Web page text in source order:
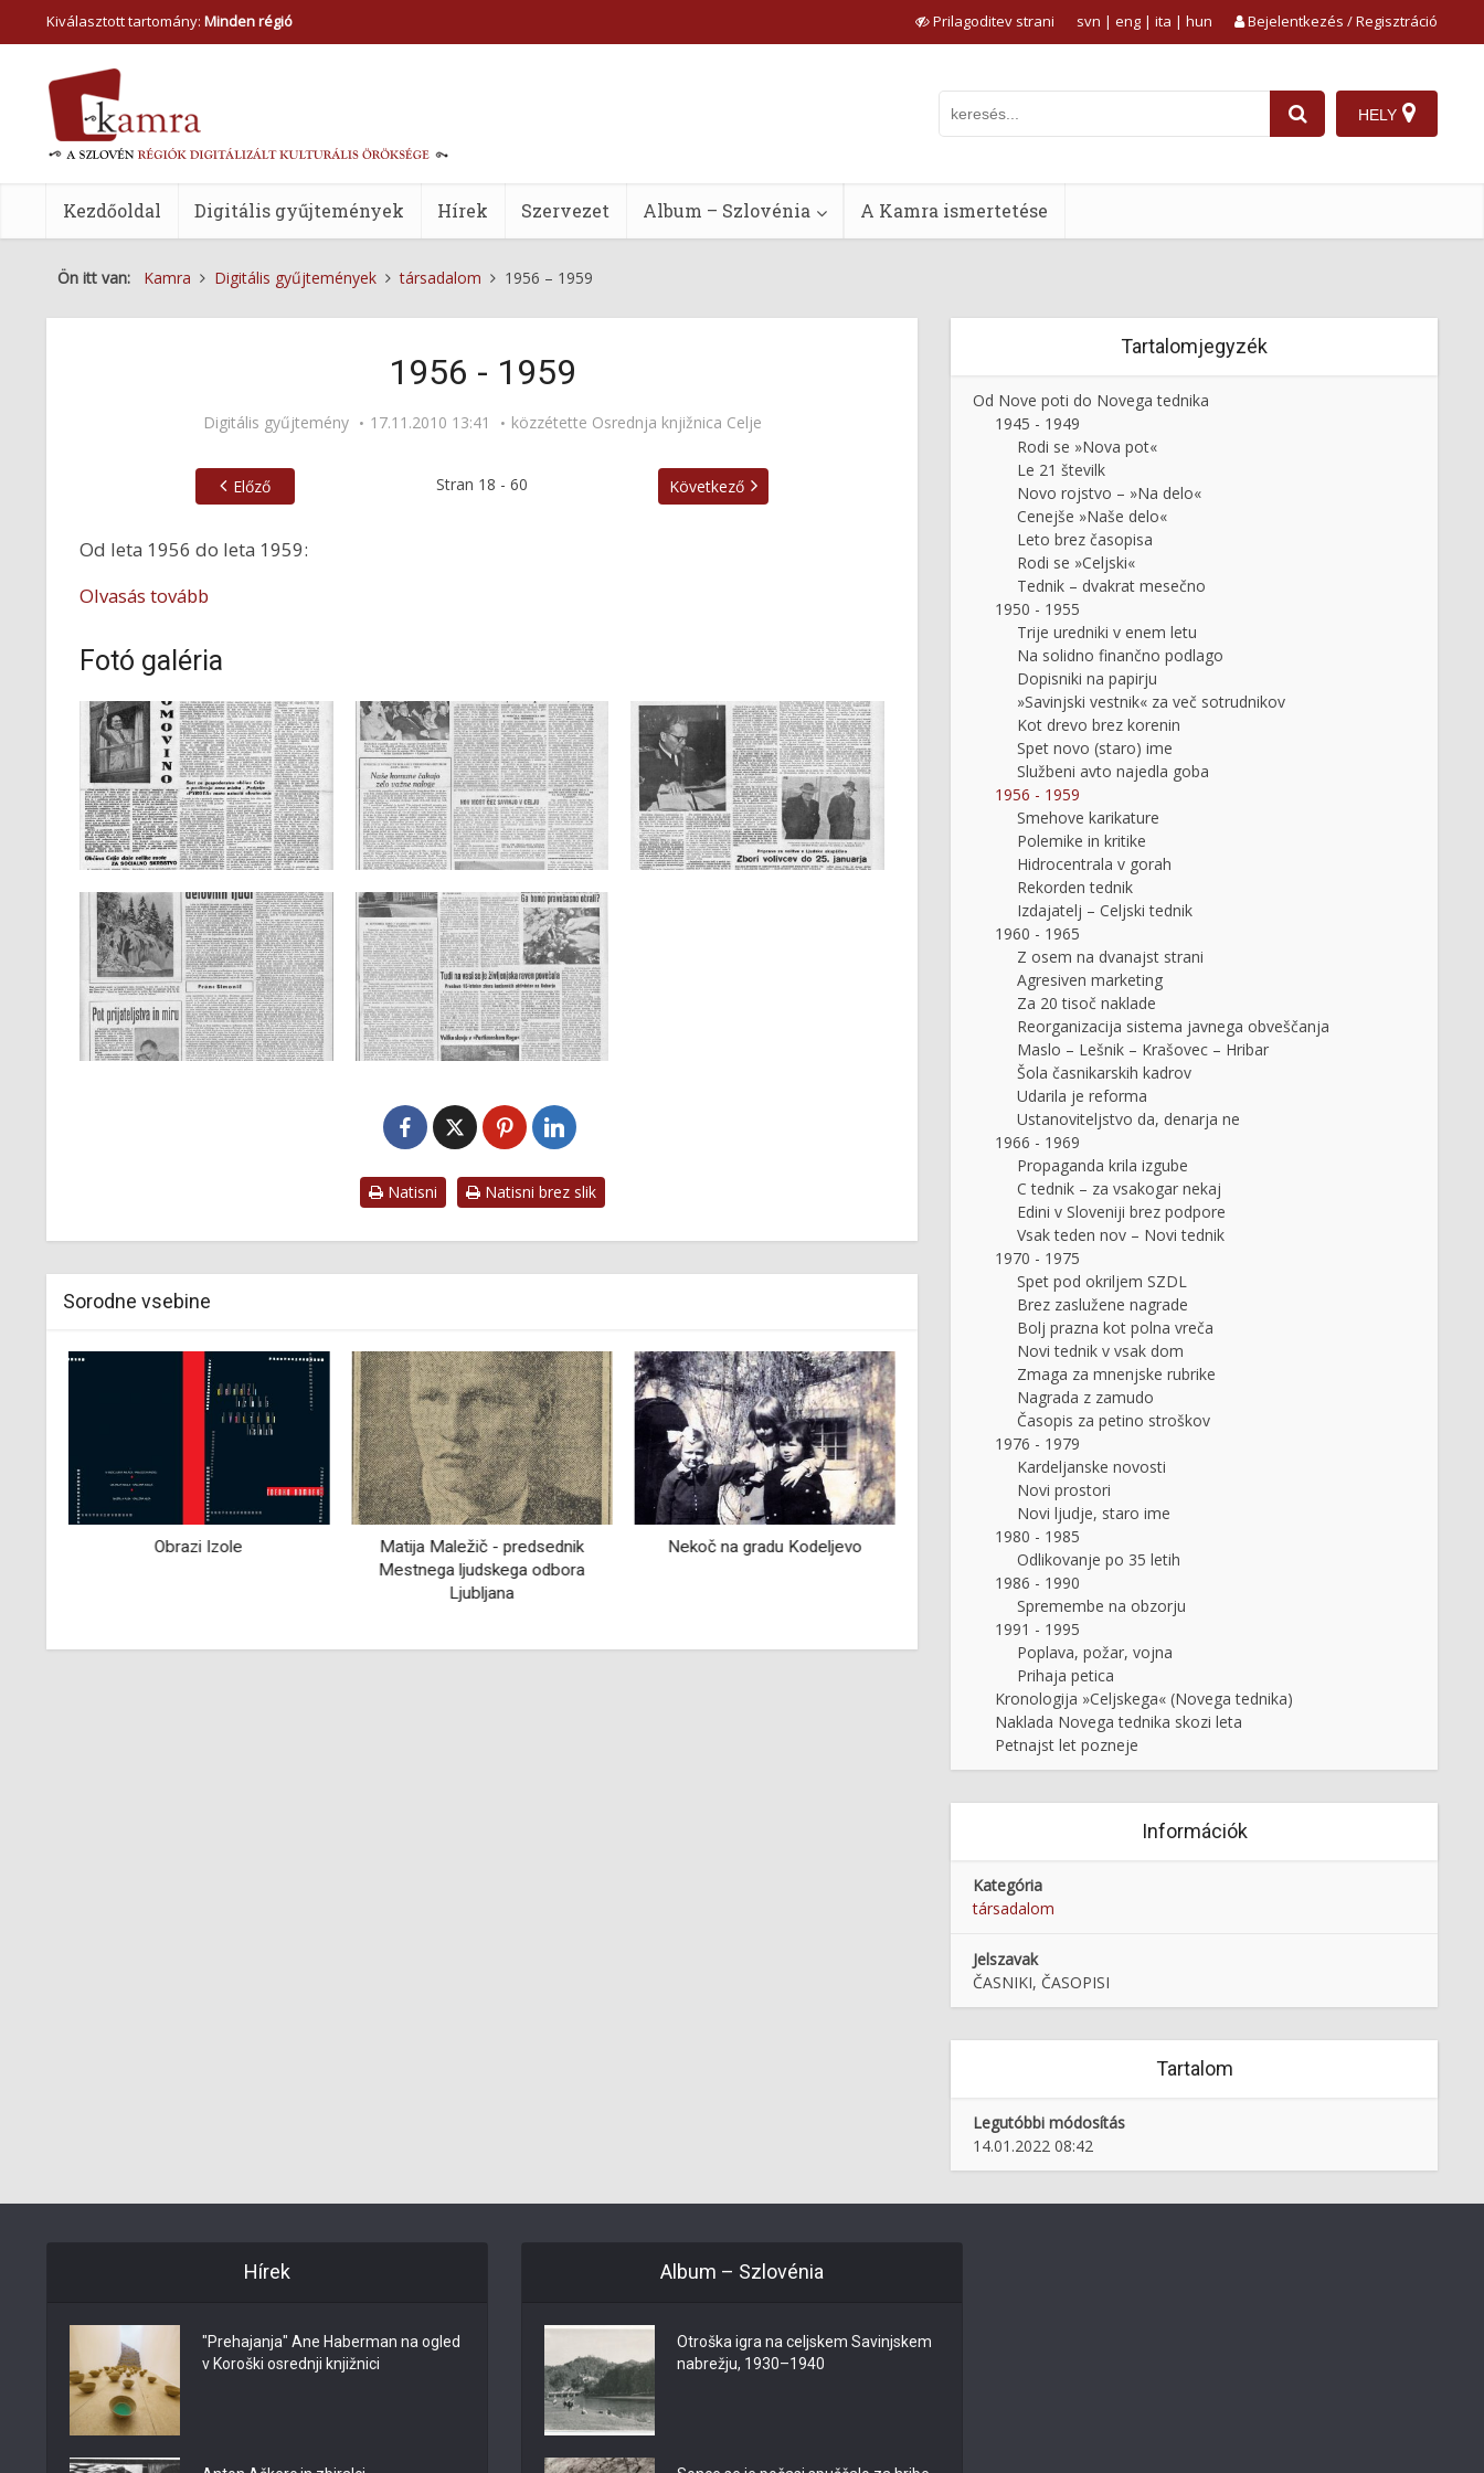
Kiválasztott tartomány: Minden régió Prilagoditev strani Bejelentkezés / Regisztráció
svn | eng | ita | hun
HELY
Kezdőoldal Digitális gyűjtemények Hírek Szervezet Album – Szlovénia A Kamra ismertetése
Ön itt van: Kamra Digitális gyűjtemények társadalom 1956 – 1959
1956 - 1959
Digitális gyűjtemény 17.11.2010 13:41 közzétette Osrednja knjižnica Celje
Stran 18 - 60
Előző Következő
Od leta 1956 do leta 1959:
Olvasás tovább
Fotó galéria
Natisni Natisni brez slik
Sorodne vsebine
Obrazi Izole
Matija Maležič - predsednik
Mestnega ljudskega odbora
Ljubljana
Nekoč na gradu Kodeljevo Spomini na delo v Litostroju
Tartalomjegyzék
Od Nove poti do Novega tednika
1945 - 1949
Rodi se »Nova pot«
Le 21 številk
Novo rojstvo – »Na delo«
Cenejše »Naše delo«
Leto brez časopisa
Rodi se »Celjski«
Tednik – dvakrat mesečno
1950 - 1955
Trije uredniki v enem letu
Na solidno finančno podlago
Dopisniki na papirju
»Savinjski vestnik« za več sotrudnikov
Kot drevo brez korenin
Spet novo (staro) ime
Službeni avto najedla goba
1956 - 1959
Smehove karikature
Polemike in kritike
Hidrocentrala v gorah
Rekorden tednik
Izdajatelj – Celjski tednik
1960 - 1965
Z osem na dvanajst strani
Agresiven marketing
Za 20 tisoč naklade
Reorganizacija sistema javnega obveščanja
Maslo – Lešnik – Krašovec – Hribar
Šola časnikarskih kadrov
Udarila je reforma
Ustanoviteljstvo da, denarja ne
1966 - 1969
Propaganda krila izgube
C tednik – za vsakogar nekaj
Edini v Sloveniji brez podpore
Vsak teden nov – Novi tednik
1970 - 1975
Spet pod okriljem SZDL
Brez zaslužene nagrade
Bolj prazna kot polna vreča
Novi tednik v vsak dom
Zmaga za mnenjske rubrike
Nagrada z zamudo
Časopis za petino stroškov
1976 - 1979
Kardeljanske novosti
Novi prostori
Novi ljudje, staro ime
1980 - 1985
Odlikovanje po 35 letih
1986 - 1990
Spremembe na obzorju
1991 - 1995
Poplava, požar, vojna
Prihaja petica
Kronologija »Celjskega« (Novega tednika)
Naklada Novega tednika skozi leta
Petnajst let pozneje
Információk
Kategória
társadalom
Jelszavak
ČASNIKI, ČASOPISI
Tartalom
Legutóbbi módosítás
14.01.2022 08:42
Hírek
"Prehajanja" Ane Haberman na ogled
v Koroški osrednji knjižnici
Album – Szlovénia
Otroška igra na celjskem Savinjskem
nabrežju, 1930–1940